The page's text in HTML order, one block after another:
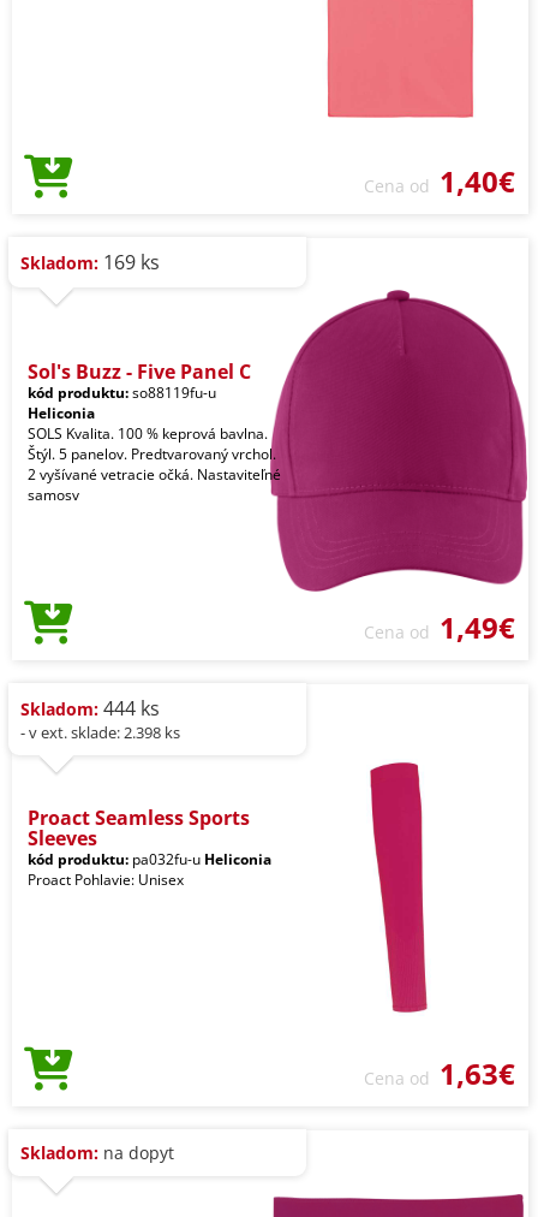
Cena od 1,40€
Skladom: 169 ks
Sol's Buzz - Five Panel C
kód produktu:so88119fu-u
Heliconia
SOLS Kvalita. 100 % keprová bavlna.
Štýl. 5 panelov. Predtvarovaný vrchol.
2 vyšívané vetracie očká. Nastaviteľné
samosv
Cena od 1,49€
Skladom: 444 ks
- v ext. sklade: 2.398 ks
Proact Seamless Sports
Sleeves
kód produktu: pa032fu-u Heliconia
Proact Pohlavie: Unisex
Cena od 1,63€
Skladom: na dopyt